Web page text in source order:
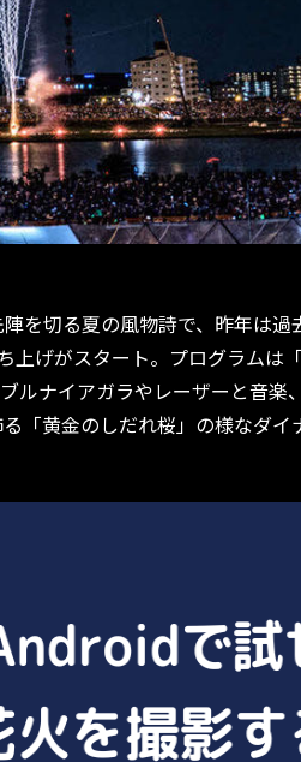
を切る夏の風物詩で、昨年は過
げがスタート。プログラムは
ルナイアガラやレーザーと音楽
「黄金のしだれ桜」の様なダイ